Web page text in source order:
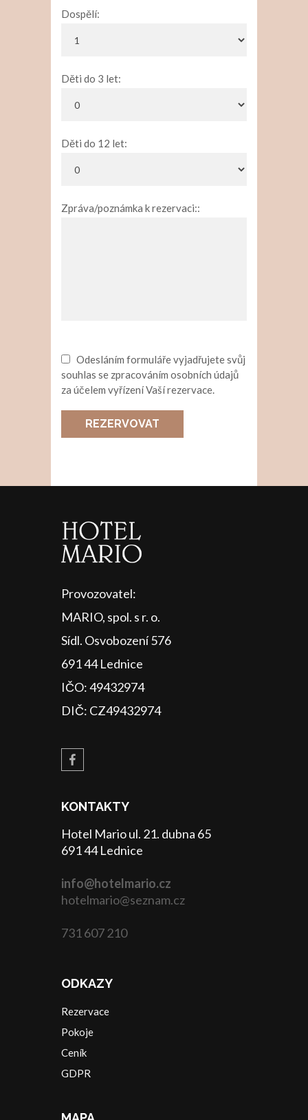
Dospělí:
Děti do 3 let:
Děti do 12 let:
Zpráva/poznámka k rezervaci::
Odesláním formuláře vyjadřujete svůj
souhlas se zpracováním osobních údajů
za účelem vyřízení Vaší rezervace.
REZERVOVAT
Provozovatel:
MARIO, spol. s r. o.
Sídl. Osvobození 576
691 44 Lednice
IČO: 49432974
DIČ: CZ49432974
KONTAKTY
Hotel Mario ul. 21. dubna 65
691 44 Lednice
info@hotelmario.cz
hotelmario@seznam.cz
731 607 210
ODKAZY
Rezervace
Pokoje
Ceník
GDPR